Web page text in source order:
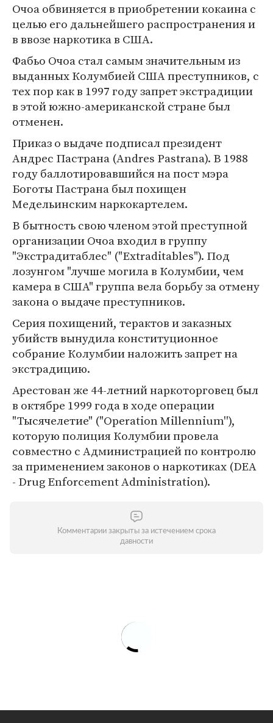
Очоа обвиняется в приобретении кокаина с
целью его дальнейшего распространения и
в ввозе наркотика в США.
Фабьо Очоа стал самым значительным из
выданных Колумбией США преступников, с
тех пор как в 1997 году запрет экстрадиции
в этой южно-американской стране был
отменен.
Приказ о выдаче подписал президент
Андрес Пастрана (Andres Pastrana). В 1988
году баллотировавшийся на пост мэра
Боготы Пастрана был похищен
Медельинским наркокартелем.
В бытность свою членом этой преступной
организации Очоа входил в группу
"Экстрадитаблес" ("Extraditables"). Под
лозунгом "лучше могила в Колумбии, чем
камера в США" группа вела борьбу за отмену
закона о выдаче преступников.
Серия похищений, терактов и заказных
убийств вынудила конституционное
собрание Колумбии наложить запрет на
экстрадицию.
Арестован же 44-летний наркоторговец был
в октябре 1999 года в ходе операции
"Тысячелетие" ("Operation Millennium''),
которую полиция Колумбии провела
совместно с Администрацией по контролю
за применением законов о наркотиках (DEA
- Drug Enforcement Administration).
Комментарии закрыты за истечением срока
давности